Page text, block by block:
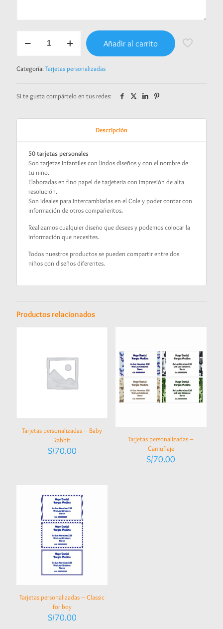
personalizadas
Wheels
Añadir al carrito
Categoría: Tarjetas personalizadas
Si te gusta compártelo en tus redes:
Descripción
50 tarjetas personales
Son tarjetas infantiles con lindos diseños y con el nombre de
tu niño.
Elaboradas en fino papel de tarjeteria con impresión de alta
resolución.
Son ideales para intercambiarlas en el Cole y poder contar con
información de otros compañeritos.
Realizamos cualquier diseño que desees y podemos colocar la
información que necesites.
Todos nuestros productos se pueden compartir entre dos
niños con diseños diferentes.
Productos relacionados
Tarjetas personalizadas – Baby
Rabbit
S/70.00
Tarjetas personalizadas –
Camuflaje
S/70.00
Tarjetas personalizadas – Classic
for boy
S/70.00